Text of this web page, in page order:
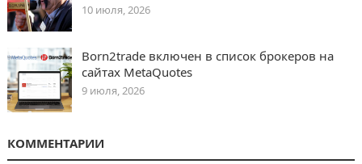
10 июля, 2026
Born2trade включен в список брокеров на
сайтах MetaQuotes
9 июля, 2026
КОММЕНТАРИИ